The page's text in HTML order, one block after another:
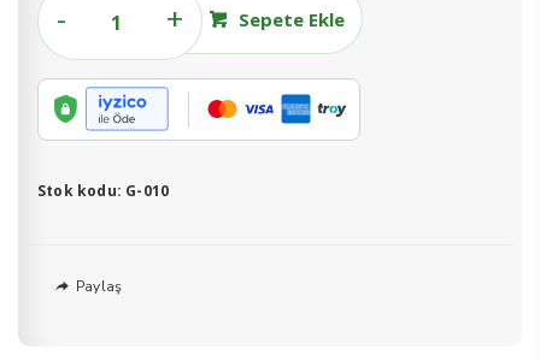
Güğüm
40
LT.
adet
Sepete Ekle
Stok kodu: G-010
Paylaş